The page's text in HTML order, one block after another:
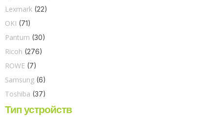
Lexmark (22)
OKI (71)
Pantum (30)
Ricoh (276)
ROWE (7)
Samsung (6)
Toshiba (37)
Тип устройств